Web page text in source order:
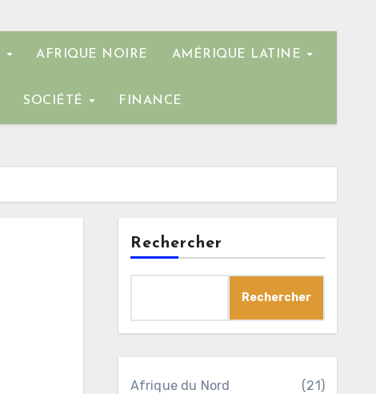
AFRIQUE NOIRE AMÉRIQUE LATINE
SOCIÉTÉ FINANCE
Rechercher
Rechercher
Afrique du Nord (21)